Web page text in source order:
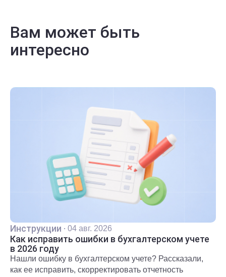
Вам может быть
интересно
Инструкции · 04 авг. 2026
Как исправить ошибки в бухгалтерском учете
в 2026 году
Нашли ошибку в бухгалтерском учете? Рассказали,
как ее исправить, скорректировать отчетность